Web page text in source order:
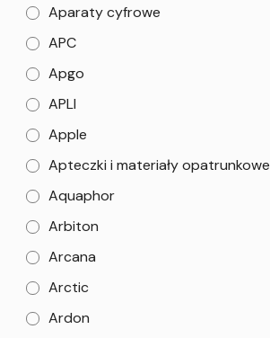
Aparaty cyfrowe
APC
Apgo
APLI
Apple
Apteczki i materiały opatrunkowe
Aquaphor
Arbiton
Arcana
Arctic
Ardon